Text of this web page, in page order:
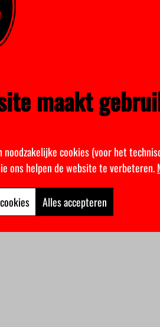
maakt
noodzakelijke cookies (voor het
ons helpen de website te verbeteren.
Alles accepteren